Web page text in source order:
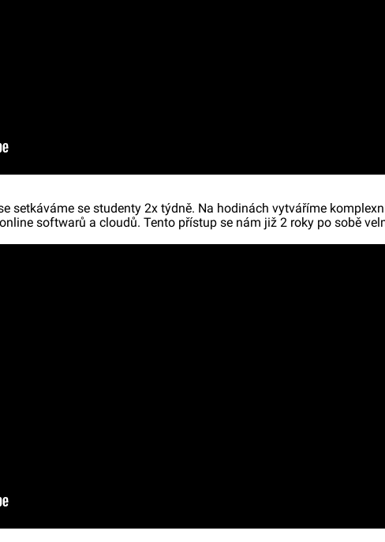
setkáváme se studenty 2x týdně. Na hodinách vytváříme
softwarů a cloudů. Tento přístup se nám již 2 roky po sobě